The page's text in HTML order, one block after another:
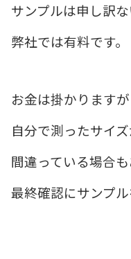
サンプルは申し訳
弊社では有料です。
お金は掛かりますが
自分で測ったサイ
間違っている場合
最終確認にサンプ